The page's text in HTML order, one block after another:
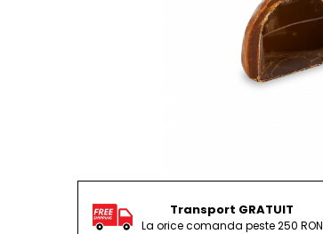
Transport GRATUIT
La orice comanda peste 250 RON